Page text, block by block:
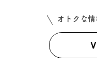
オトクな